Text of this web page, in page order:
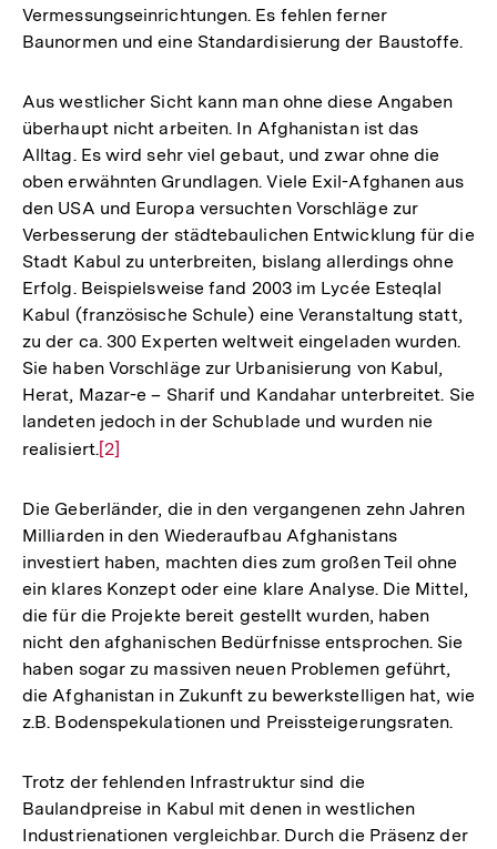
Vermessungseinrichtungen. Es fehlen ferner
Baunormen und eine Standardisierung der Baustoffe.
Aus westlicher Sicht kann man ohne diese Angaben
überhaupt nicht arbeiten. In Afghanistan ist das
Alltag. Es wird sehr viel gebaut, und zwar ohne die
oben erwähnten Grundlagen. Viele Exil-Afghanen aus
den USA und Europa versuchten Vorschläge zur
Verbesserung der städtebaulichen Entwicklung für die
Stadt Kabul zu unterbreiten, bislang allerdings ohne
Erfolg. Beispielsweise fand 2003 im Lycée Esteqlal
Kabul (französische Schule) eine Veranstaltung statt,
zu der ca. 300 Experten weltweit eingeladen wurden.
Sie haben Vorschläge zur Urbanisierung von Kabul,
Herat, Mazar-e – Sharif und Kandahar unterbreitet. Sie
landeten jedoch in der Schublade und wurden nie
realisiert.Zur
der
Fußnote
[2]
Die Geberländer, die in den vergangenen zehn Jahren
Milliarden in den Wiederaufbau Afghanistans
investiert haben, machten dies zum großen Teil ohne
ein klares Konzept oder eine klare Analyse. Die Mittel,
die für die Projekte bereit gestellt wurden, haben
nicht den afghanischen Bedürfnisse entsprochen. Sie
haben sogar zu massiven neuen Problemen geführt,
die Afghanistan in Zukunft zu bewerkstelligen hat, wie
z.B. Bodenspekulationen und Preissteigerungsraten.
Trotz der fehlenden Infrastruktur sind die
Baulandpreise in Kabul mit denen in westlichen
Industrienationen vergleichbar. Durch die Präsenz der